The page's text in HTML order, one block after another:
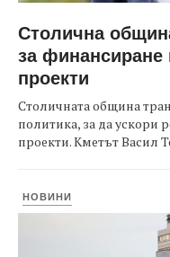
Столична
за
проекти
Столичната община
политика, за да ускори
проекти. Кметът Васил
НОВИНИ